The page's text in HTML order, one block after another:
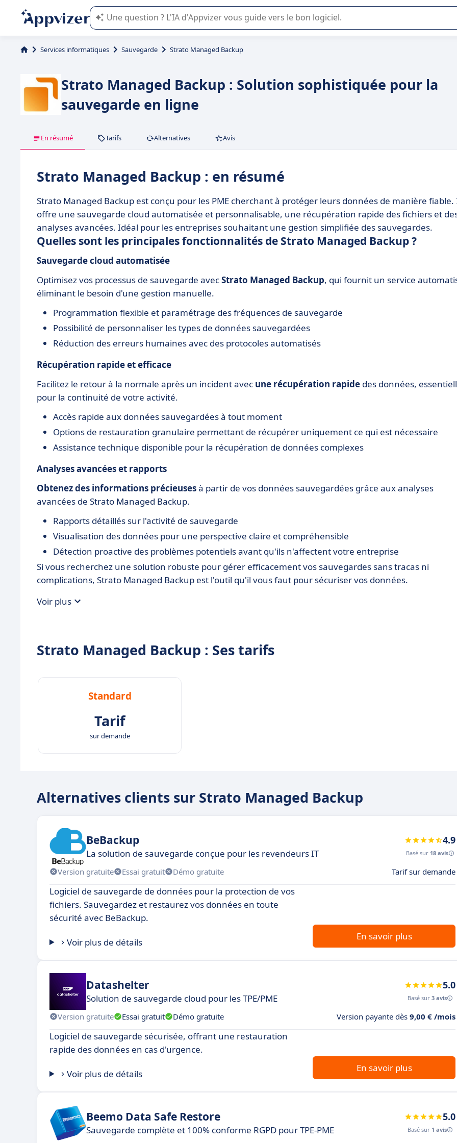
L'IA de Appvizer vous guide dans l'utilisation ou la sélection de logiciel SaaS en entreprise.
Services informatiques Sauvegarde Strato Managed Backup
Strato Managed Backup : Solution sophistiquée pour la
sauvegarde en ligne
En résumé Tarifs Alternatives Avis
Strato Managed Backup : en résumé
Strato Managed Backup est conçu pour les PME cherchant à protéger leurs données de manière fiable.
offre une sauvegarde cloud automatisée et personnalisable, une récupération rapide des fichiers et
analyses avancées. Idéal pour les entreprises souhaitant une gestion simplifiée des sauvegardes.
Quelles sont les principales fonctionnalités de Strato Managed Backup ?
Sauvegarde cloud automatisée
Optimisez vos processus de sauvegarde avecStrato Managed Backup, qui fournit un service
éliminant le besoin d'une gestion manuelle.
Programmation flexible et paramétrage des fréquences de sauvegarde
Possibilité de personnaliser les types de données sauvegardées
Réduction des erreurs humaines avec des protocoles automatisés
Récupération rapide et efficace
Facilitez le retour à la normale après un incident avec une récupération rapide des données,
pour la continuité de votre activité.
Accès rapide aux données sauvegardées à tout moment
Options de restauration granulaire permettant de récupérer uniquement ce qui est nécessaire
Assistance technique disponible pour la récupération de données complexes
Analyses avancées et rapports
Obtenez des informations précieusesà partir de vos données sauvegardées grâce aux analyses
avancées de Strato Managed Backup.
Rapports détaillés sur l'activité de sauvegarde
Visualisation des données pour une perspective claire et compréhensible
Détection proactive des problèmes potentiels avant qu'ils n'affectent votre entreprise
Si vous recherchez une solution robuste pour gérer efficacement vos sauvegardes sans tracas ni
complications, Strato Managed Backup est l'outil qu'il vous faut pour sécuriser vos données.
Voir plus
Strato Managed Backup : Ses tarifs
Standard
Tarif
sur demande
Alternatives clients sur Strato Managed Backup
BeBackup
La solution de sauvegarde conçue pour les revendeurs IT
4.9
Basé sur 18 avis
Version gratuite Essai gratuit Démo gratuite Tarif sur demande
Logiciel de sauvegarde de données pour la protection de vos
fichiers. Sauvegardez et restaurez vos données en toute
sécurité avec BeBackup.
Voir plus de détails
En savoir plus
Datashelter
Solution de sauvegarde cloud pour les TPE/PME
5.0
Basé sur 3 avis
Version gratuite Essai gratuit Démo gratuite Version payante dès 9,00 € /mois
Logiciel de sauvegarde sécurisée, offrant une restauration
rapide des données en cas d'urgence.
Voir plus de détails
En savoir plus
Beemo Data Safe Restore
Sauvegarde complète et 100% conforme RGPD pour TPE-PME
5.0
Basé sur 1 avis